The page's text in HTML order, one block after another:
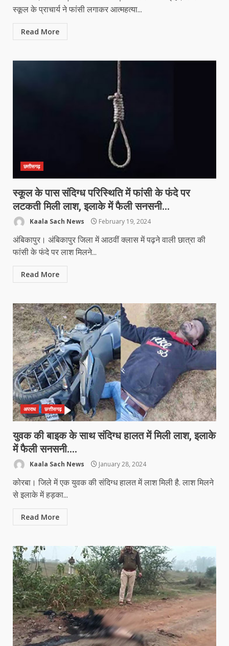
स्कूल के प्राचार्य ने फांसी लगाकर आत्महत्या...
Read More
छत्तीसगढ़
स्कूल के पास संदिग्ध परिस्थिति में फांसी के फंदे पर
लटकती मिली लाश, इलाके में फैली सनसनी…
Kaala Sach News February 19, 2024
अंबिकापुर। अंबिकापुर जिला में आठवीं क्लास में पढ़ने वाली छात्रा की
फांसी के फंदे पर लाश मिलने...
Read More
अपराध छत्तीसगढ़
युवक की बाइक के साथ संदिग्ध हालत में मिली लाश, इलाके
में फैली सनसनी….
Kaala Sach News January 28, 2024
कोरबा। जिले में एक युवक की संदिग्ध हालत में लाश मिली है. लाश मिलने
से इलाके में हड़का...
Read More